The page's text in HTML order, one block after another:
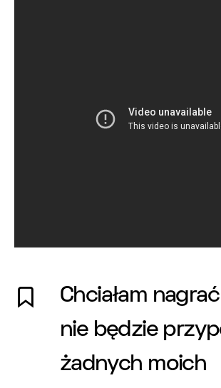
Chciałam
nie będzie
żadnych moich